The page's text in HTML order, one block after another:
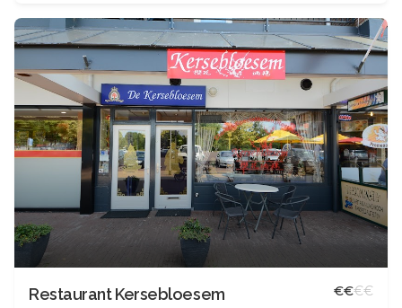
Restaurant Kersebloesem €€€€